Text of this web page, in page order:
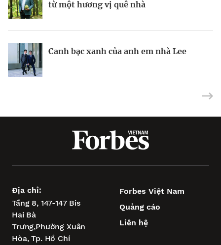
từ một hương vị quê nhà
Canh bạc xanh của anh em nhà Lee
tham vọng “soán ngôi” Tesla Optimus
BRANDCONNECT | Brand Contributor
miếng gà rán
Nhà sáng lập 25 tuổi và tham vọng lật
Địa chỉ:
Tầng 8, 147-147 Bis
Hai Bà
Trưng,Phường Xuân
Hòa,Tp. Hồ Chí
Forbes Việt Nam
Quảng cáo
Liên hệ